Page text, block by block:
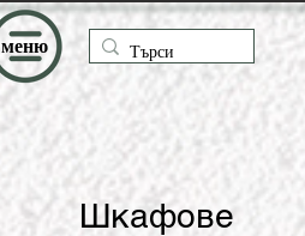
меню
Шкафове